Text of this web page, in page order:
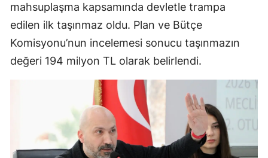
mahsuplaşma kapsamında devletle trampa
edilen ilk taşınmaz oldu. Plan ve Bütçe
Komisyonu’nun incelemesi sonucu taşınmazın
değeri 194 milyon TL olarak belirlendi.